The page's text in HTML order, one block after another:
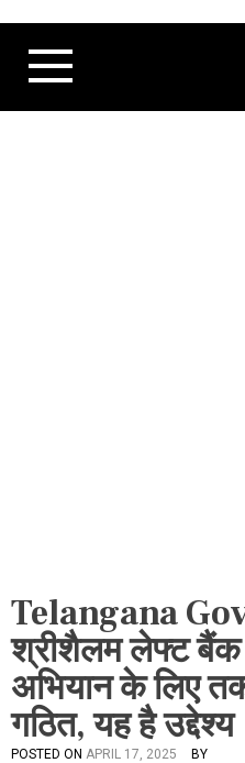
t
Telangana
श्रीशैलम लेफ्ट बैंक
अभियान के लिए
गठित, यह है उद्देश्य
POSTED ON APRIL 17, 2025
BY